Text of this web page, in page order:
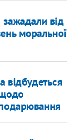
від
моральної
відбудеться